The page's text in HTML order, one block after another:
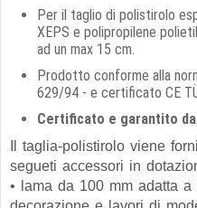
Per il taglio di polistirolo
XEPS e polipropilene
ad un max 15 cm.
Prodotto conforme alla
629/94 - e certificato CE
Certificato e garantito
Il taglia-polistirolo viene
segueti accessori in
• lama da 100 mm adatta